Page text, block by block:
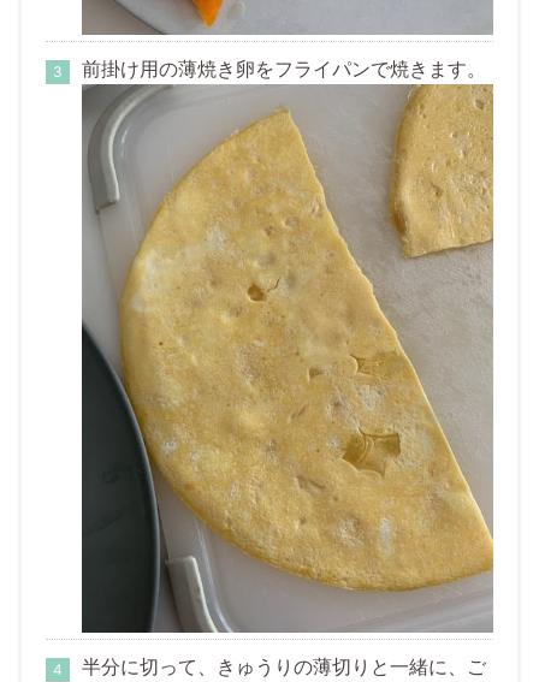
前掛け用の薄焼き卵をフライパンで焼きます。
半分に切って、きゅうりの薄切りと一緒に、ご